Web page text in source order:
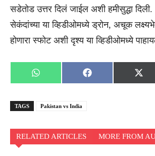
सडेतोड उत्तर दिलं जाईल अशी हमीसुद्धा
सेकंदांच्या या व्हिडीओमध्ये ड्रोन, अचूक
होणारा स्फोट अशी दृश्य या व्हिडीओमध्ये
Share
on
WhatsApp
Share
on
Facebook
on
X
TAGS Pakistan vs India
RELATED ARTICLES MORE FROM